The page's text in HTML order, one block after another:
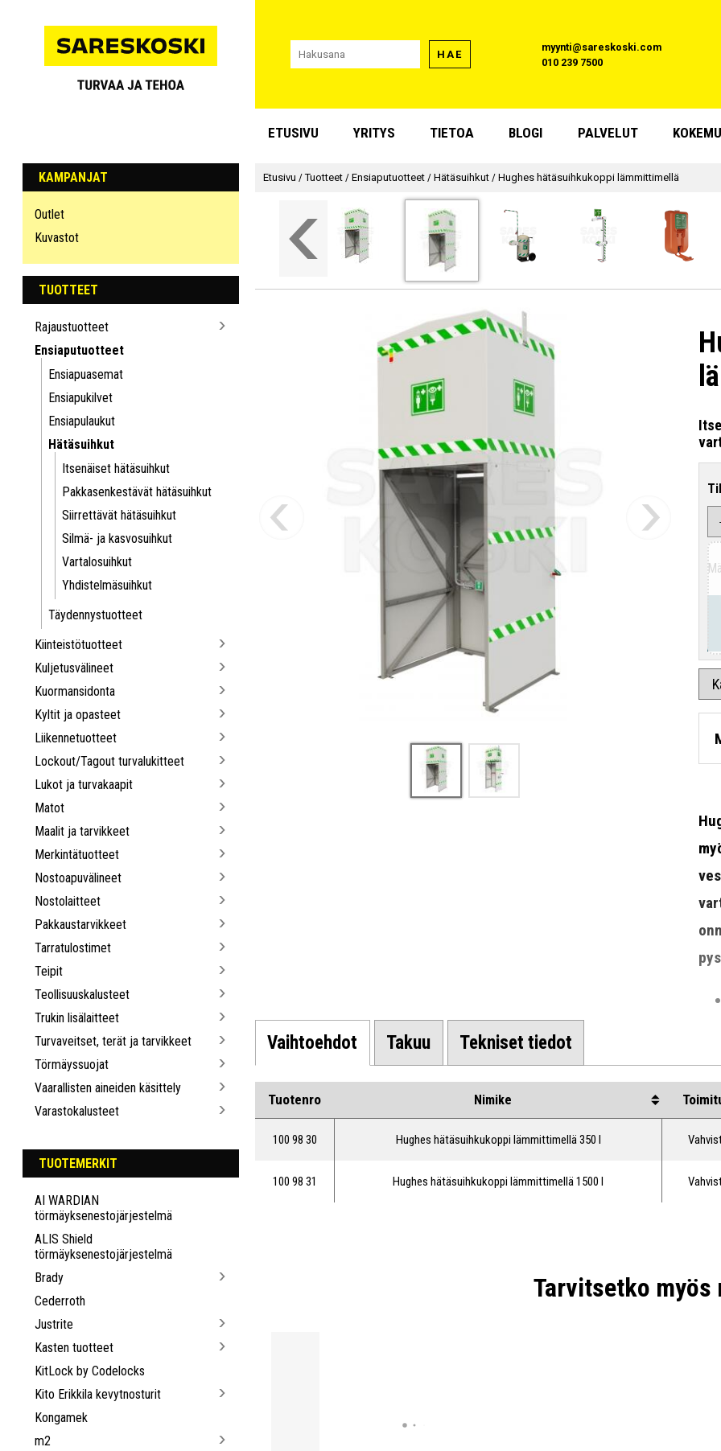
HAE
myynti@sareskoski.com
010 239 7500
ETUSIVU YRITYS TIETOA BLOGI PALVELUT
KAMPANJAT
Outlet
Kuvastot
TUOTTEET
Rajaustuotteet
Ensiaputuotteet
Ensiapuasemat
Ensiapukilvet
Ensiapulaukut
Hätäsuihkut
Itsenäiset hätäsuihkut
Pakkasenkestävät hätäsuihkut
Siirrettävät hätäsuihkut
Silmä- ja kasvosuihkut
Vartalosuihkut
Yhdistelmäsuihkut
Täydennystuotteet
Kiinteistötuotteet
Kuljetusvälineet
Kuormansidonta
Kyltit ja opasteet
Liikennetuotteet
Lockout/Tagout turvalukitteet
Lukot ja turvakaapit
Matot
Maalit ja tarvikkeet
Merkintätuotteet
Nostoapuvälineet
Nostolaitteet
Pakkaustarvikkeet
Tarratulostimet
Teipit
Teollisuuskalusteet
Trukin lisälaitteet
Turvaveitset, terät ja tarvikkeet
Törmäyssuojat
Vaarallisten aineiden käsittely
Varastokalusteet
TUOTEMERKIT
AI WARDIAN
törmäyksenestojärjestelmä
ALIS Shield
törmäyksenestojärjestelmä
Brady
Cederroth
Justrite
Kasten tuotteet
KitLock by Codelocks
Kito Erikkila kevytnosturit
Kongamek
m2
Etusivu /Tuotteet /Ensiaputuotteet /Hätäsuihkut /Hughes hätäsuihkukoppi lämmittimellä
Vaihtoehdot Takuu Tekniset tiedot
Tuotenro Nimike
100 98 30 Hughes hätäsuihkukoppi lämmittimellä 350 l
100 98 31 Hughes hätäsuihkukoppi lämmittimellä 1500 l
Tarvitsetko myös